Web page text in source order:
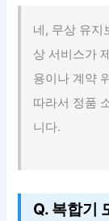
네, 무상 유지
상 서비스가
용이나 계약
따라서 정품
니다.
Q. 복합기